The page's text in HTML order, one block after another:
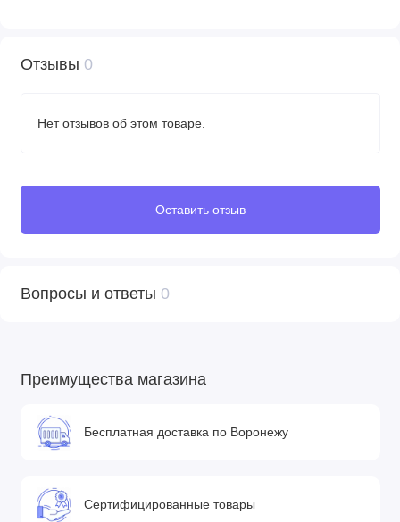
Отзывы 0
Нет отзывов об этом товаре.
Оставить отзыв
Вопросы и ответы 0
Преимущества магазина
Бесплатная доставка по Воронежу
Сертифицированные товары